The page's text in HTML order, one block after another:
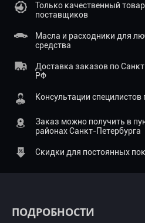
Только качественный
поставщиков
Масла и расходники для
средства
Доставка заказов по
РФ
Консультации
Заказ можно получить в
районах Санкт-Петербурга
Скидки для постоянных
ПОДРОБНОСТИ